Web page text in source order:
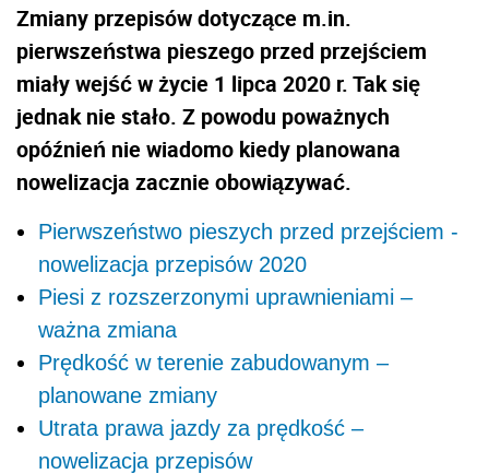
Zmiany przepisów dotyczące m.in.
pierwszeństwa pieszego przed przejściem
miały wejść w życie 1 lipca 2020 r. Tak się
jednak nie stało. Z powodu poważnych
opóźnień nie wiadomo kiedy planowana
nowelizacja zacznie obowiązywać.
Pierwszeństwo pieszych przed przejściem -
nowelizacja przepisów 2020
Piesi z rozszerzonymi uprawnieniami –
ważna zmiana
Prędkość w terenie zabudowanym –
planowane zmiany
Utrata prawa jazdy za prędkość –
nowelizacja przepisów